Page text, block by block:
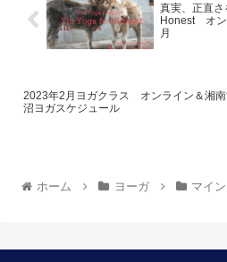
真実、正直
Honest オン
月
2023年2月ヨガクラス オンライン＆湘
沼ヨガスケジュール
ホーム ヨーガ マイ